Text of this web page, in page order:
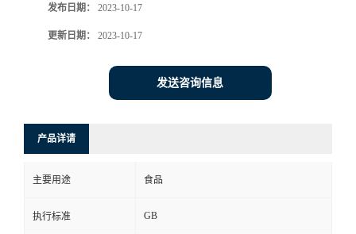
发布日期： 2023-10-17
更新日期： 2023-10-17
发送咨询信息
产品详请
主要用途 食品
执行标准 GB